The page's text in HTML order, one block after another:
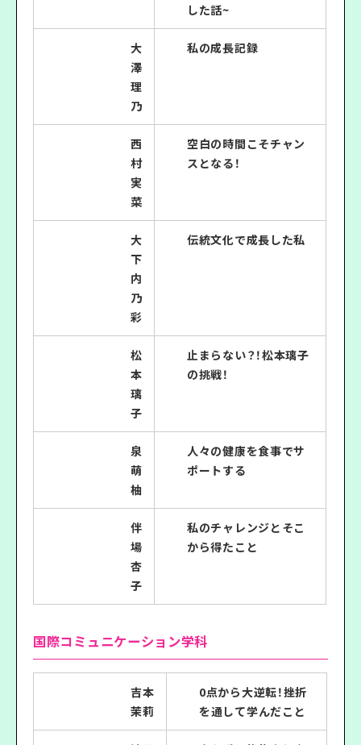
した話~
大
澤
理
乃
私の成長記録
西
村
実
菜
空白の時間こそチャン
スとなる！
大
下
内
乃
彩
伝統文化で成長した私
松
本
璃
子
止まらない？！松本璃子
の挑戦！
泉
萌
柚
人々の健康を食事でサ
ポートする
伴
場
杏
子
私のチャレンジとそこ
から得たこと
国際コミュニケーション学科
吉本
茉莉
0点から大逆転！挫折
を通して学んだこと